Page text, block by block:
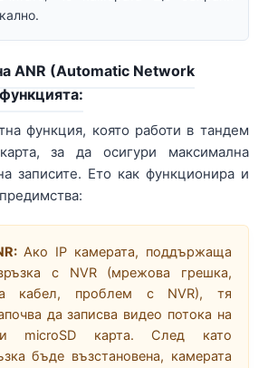
ANR (Automatic Network
функция, която работи в тандем
за да осигури максимална
записите. Ето как функционира и
Ако IP камерата, поддържаща
с NVR (мрежова грешка,
кабел, проблем с NVR), тя
да записва видео потока на
microSD карта. След като
бъде възстановена, камерата